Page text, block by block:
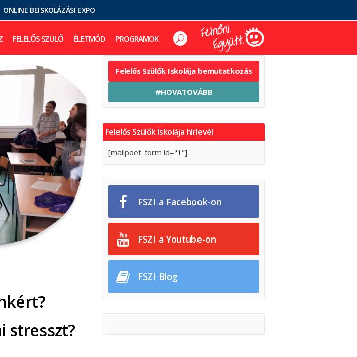
ONLINE BEISKOLÁZÁSI EXPO
FELELŐS SZÜLŐ ÉLETMÓD PROGRAMOK
stresszt?
Felelős Szülők Iskolája bemutatkozás
#HOVATOVÁBB
Felelős Szülők Iskolája hírlevél
[mailpoet_form id="1"]
FSZI a Facebook-on
FSZI a Youtube-on
FSZI Blog